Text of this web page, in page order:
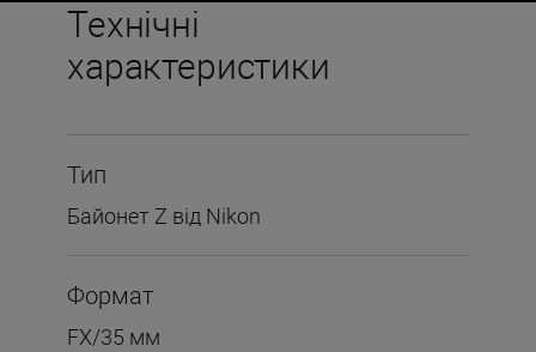
Технічні
характеристики
Тип
Байонет Z від Nikon
Формат
FX/35 мм